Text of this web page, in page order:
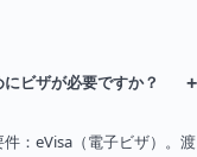
ビザが必要ですか？ +
：eVisa（電子ビザ）。渡